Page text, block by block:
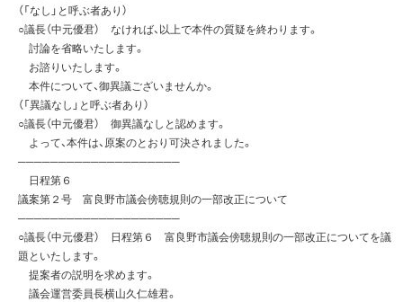
（「なし」と呼ぶ者あり）
○議長（中元優君） なければ、以上で本件の質疑を終わります。
討論を省略いたします。
お諮りいたします。
本件について、御異議ございませんか。
（「異議なし」と呼ぶ者あり）
○議長（中元優君） 御異議なしと認めます。
よって、本件は、原案のとおり可決されました。
────────────────────
日程第６
議案第２号 富良野市議会傍聴規則の一部改正について
────────────────────
○議長（中元優君） 日程第６ 富良野市議会傍聴規則の一部改正についてを議
題といたします。
提案者の説明を求めます。
議会運営委員長横山久仁雄君。